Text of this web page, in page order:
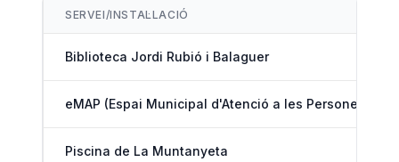
SERVEI/INSTAL·LACIÓ
Biblioteca Jordi Rubió i Balaguer
eMAP (Espai Municipal d'Atenció a les Persones)
Piscina de La Muntanyeta